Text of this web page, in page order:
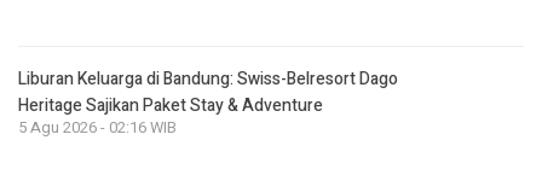
Liburan Keluarga di Bandung: Swiss-Belresort Dago
Heritage Sajikan Paket Stay & Adventure
5 Agu 2026 - 02:16 WIB